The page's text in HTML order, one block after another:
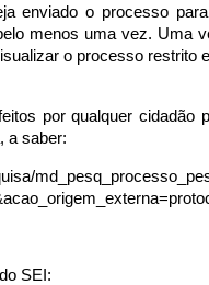
enviado o processo
menos uma vez. Uma
o processo restrito
por qualquer cidadão
a saber:
SEI: